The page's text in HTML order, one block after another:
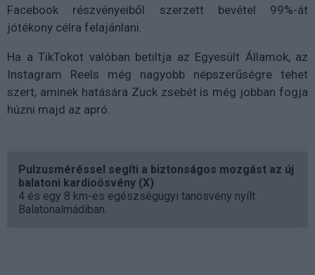
Facebook részvényeiből szerzett bevétel 99%-át
jótékony célra felajánlani.
Ha a TikTokot valóban betiltja az Egyesült Államok, az
Instagram Reels még nagyobb népszerűségre tehet
szert, aminek hatására Zuck zsebét is még jobban fogja
húzni majd az apró.
Pulzusméréssel segíti a biztonságos mozgást az új
balatoni kardioösvény (X)
4 és egy 8 km-es egészségügyi tanösvény nyílt
Balatonalmádiban.